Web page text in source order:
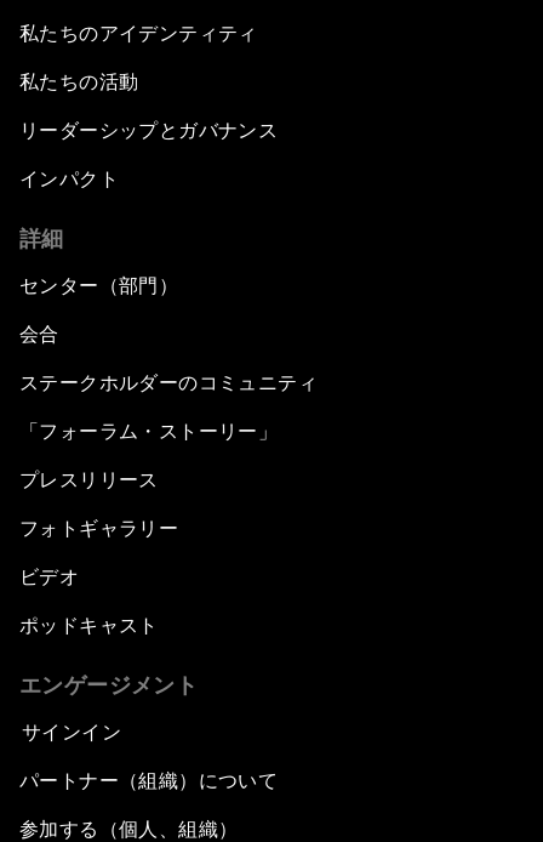
私たちのアイデンティティ
私たちの活動
リーダーシップとガバナンス
インパクト
詳細
センター（部門）
会合
ステークホルダーのコミュニティ
「フォーラム・ストーリー」
プレスリリース
フォトギャラリー
ビデオ
ポッドキャスト
エンゲージメント
サインイン
パートナー（組織）について
参加する（個人、組織）